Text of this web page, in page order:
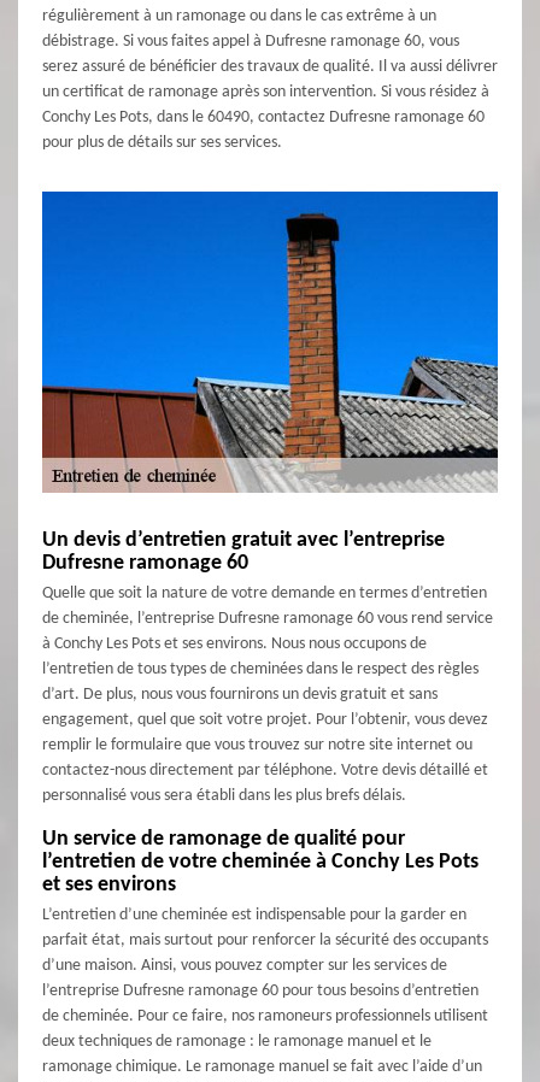
régulièrement à un ramonage ou dans le cas extrême à un
débistrage. Si vous faites appel à Dufresne ramonage 60, vous
serez assuré de bénéficier des travaux de qualité. Il va aussi délivrer
un certificat de ramonage après son intervention. Si vous résidez à
Conchy Les Pots, dans le 60490, contactez Dufresne ramonage 60
pour plus de détails sur ses services.
Un devis d’entretien gratuit avec l’entreprise
Dufresne ramonage 60
Quelle que soit la nature de votre demande en termes d’entretien
de cheminée, l’entreprise Dufresne ramonage 60 vous rend service
à Conchy Les Pots et ses environs. Nous nous occupons de
l’entretien de tous types de cheminées dans le respect des règles
d’art. De plus, nous vous fournirons un devis gratuit et sans
engagement, quel que soit votre projet. Pour l’obtenir, vous devez
remplir le formulaire que vous trouvez sur notre site internet ou
contactez-nous directement par téléphone. Votre devis détaillé et
personnalisé vous sera établi dans les plus brefs délais.
Un service de ramonage de qualité pour
l’entretien de votre cheminée à Conchy Les Pots
et ses environs
L’entretien d’une cheminée est indispensable pour la garder en
parfait état, mais surtout pour renforcer la sécurité des occupants
d’une maison. Ainsi, vous pouvez compter sur les services de
l’entreprise Dufresne ramonage 60 pour tous besoins d’entretien
de cheminée. Pour ce faire, nos ramoneurs professionnels utilisent
deux techniques de ramonage : le ramonage manuel et le
ramonage chimique. Le ramonage manuel se fait avec l’aide d’un